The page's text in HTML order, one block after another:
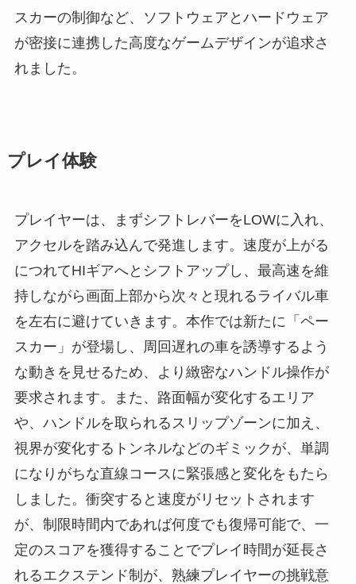
スカーの制御など、ソフトウェアとハードウェア
が密接に連携した高度なゲームデザインが追求さ
れました。
プレイ体験
プレイヤーは、まずシフトレバーをLOWに入れ、
アクセルを踏み込んで発進します。速度が上がる
につれてHIギアへとシフトアップし、最高速を維
持しながら画面上部から次々と現れるライバル車
を左右に避けていきます。本作では新たに「ペー
スカー」が登場し、周回遅れの車を誘導するよう
な動きを見せるため、より緻密なハンドル操作が
要求されます。また、路面幅が変化するエリア
や、ハンドルを取られるスリップゾーンに加え、
視界が変化するトンネルなどのギミックが、単調
になりがちな直線コースに緊張感と変化をもたら
しました。衝突すると速度がリセットされます
が、制限時間内であれば何度でも復帰可能で、一
定のスコアを獲得することでプレイ時間が延長さ
れるエクステンド制が、熟練プレイヤーの挑戦意